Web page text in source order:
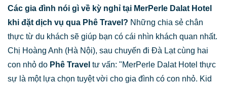
Các gia đình nói gì về kỳ nghỉ tại MerPerle Dalat Hotel
khi đặt dịch vụ qua Phê Travel? Những chia sẻ chân
thực từ du khách sẽ giúp bạn có cái nhìn khách quan nhất.
Chị Hoàng Anh (Hà Nội), sau chuyến đi Đà Lạt cùng hai
con nhỏ do Phê Travel tư vấn: "MerPerle Dalat Hotel thực
sự là một lựa chọn tuyệt vời cho gia đình có con nhỏ. Kid